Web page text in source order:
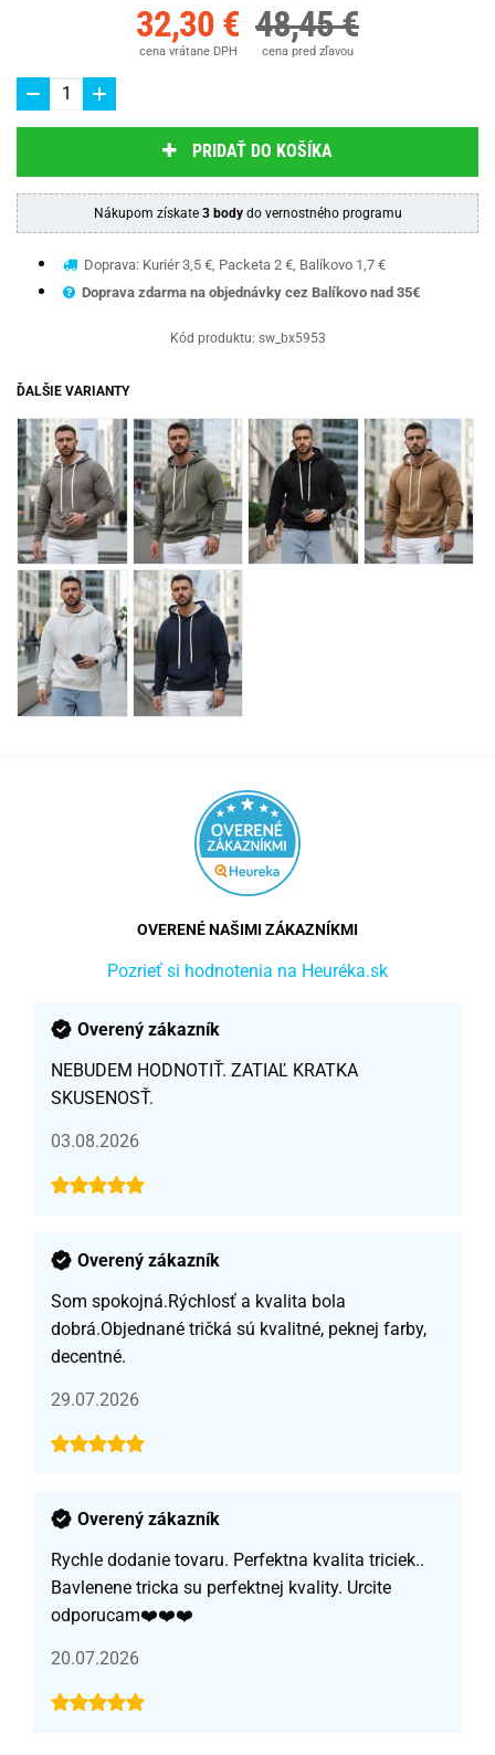
32,30 €
cena vrátane DPH
48,45 €
cena pred zľavou
PRIDAŤ DO KOŠÍKA
Nákupom získate 3 bodydo vernostného programu
Doprava: Kuriér 3,5 €, Packeta 2 €, Balíkovo 1,7 €
Doprava zdarma na objednávky cez Balíkovo nad 35€
Kód produktu: sw_bx5953
ĎALŠIE VARIANTY
OVERENÉ NAŠIMI ZÁKAZNÍKMI
Pozrieť si hodnotenia na Heuréka.sk
Overený zákazník
NEBUDEM HODNOTIŤ. ZATIAĽ KRATKA
SKUSENOSŤ.
03.08.2026
Overený zákazník
Som spokojná.Rýchlosť a kvalita bola
dobrá.Objednané tričká sú kvalitné, peknej farby,
decentné.
29.07.2026
Overený zákazník
Rychle dodanie tovaru. Perfektna kvalita triciek..
Bavlenene tricka su perfektnej kvality. Urcite
odporucam❤️❤️❤️
20.07.2026